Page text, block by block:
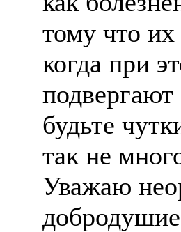
тому что
когда при
будьте
так не
Уважаю